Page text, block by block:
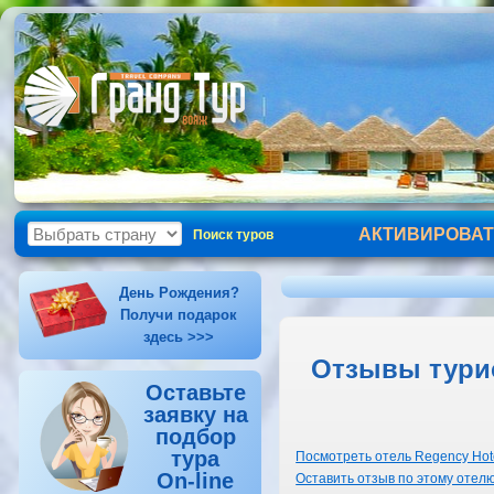
Поиск туров
День Рождения?
Получи подарок
здесь >>>
Оставьте
заявку на
подбор
тура
On-line
Отзывы
Посмотреть отель Regency
Оставить отзыв по этому